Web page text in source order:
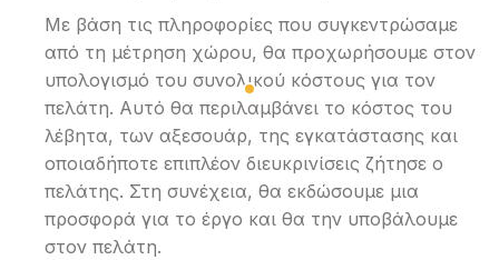
Με βάση τις πληροφορίες που συγκεντρώσαμε
από τη μέτρηση χώρου, θα προχωρήσουμε στον
υπολογισμό του συνολικού κόστους για τον
πελάτη. Αυτό θα περιλαμβάνει το κόστος του
λέβητα, των αξεσουάρ, της εγκατάστασης και
οποιαδήποτε επιπλέον διευκρινίσεις ζήτησε ο
πελάτης. Στη συνέχεια, θα εκδώσουμε μια
προσφορά για το έργο και θα την υποβάλουμε
στον πελάτη.